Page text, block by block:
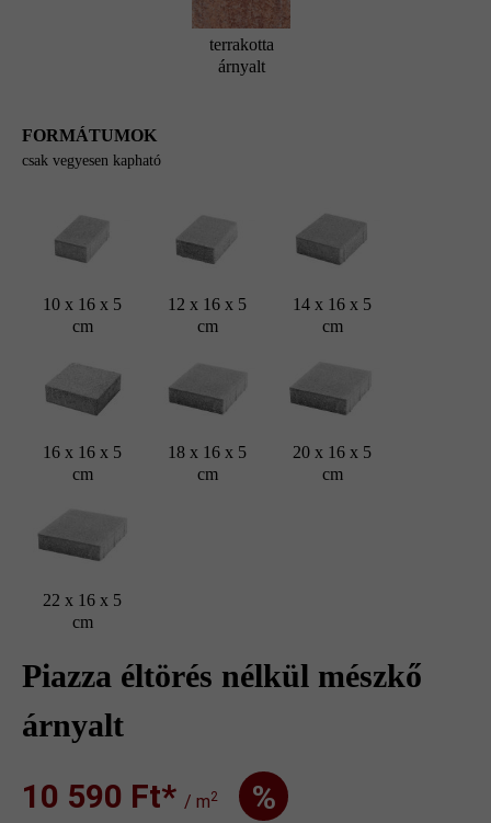
terrakotta
árnyalt
FORMÁTUMOK
csak vegyesen kapható
10 x 16 x 5
cm
12 x 16 x 5
cm
14 x 16 x 5
cm
16 x 16 x 5
cm
18 x 16 x 5
cm
20 x 16 x 5
cm
22 x 16 x 5
cm
Piazza éltörés nélkül mészkő
árnyalt
10 590 Ft‎‎‎* / m2 %